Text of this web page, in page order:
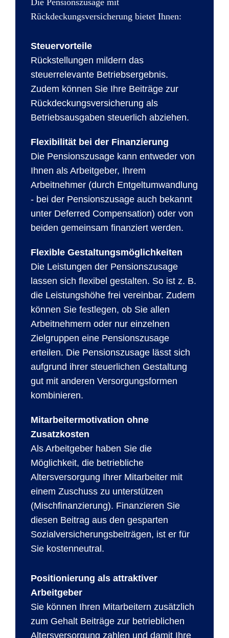
Die Pensionszusage mit
Rückdeckungsversicherung bietet Ihnen:
Steuervorteile
Rückstellungen mildern das
steuerrelevante Betriebsergebnis.
Zudem können Sie Ihre Beiträge zur
Rückdeckungsversicherung als
Betriebsausgaben steuerlich abziehen.
Flexibilität bei der Finanzierung
Die Pensionszusage kann entweder von
Ihnen als Arbeitgeber, Ihrem
Arbeitnehmer (durch Entgeltumwandlung
- bei der Pensionszusage auch bekannt
unter Deferred Compensation) oder von
beiden gemeinsam finanziert werden.
Flexible Gestaltungsmöglichkeiten
Die Leistungen der Pensionszusage
lassen sich flexibel gestalten. So ist z. B.
die Leistungshöhe frei vereinbar. Zudem
können Sie festlegen, ob Sie allen
Arbeitnehmern oder nur einzelnen
Zielgruppen eine Pensionszusage
erteilen. Die Pensionszusage lässt sich
aufgrund ihrer steuerlichen Gestaltung
gut mit anderen Versorgungsformen
kombinieren.
Mitarbeitermotivation ohne
Zusatzkosten
Als Arbeitgeber haben Sie die
Möglichkeit, die betriebliche
Altersversorgung Ihrer Mitarbeiter mit
einem Zuschuss zu unterstützen
(Mischfinanzierung). Finanzieren Sie
diesen Beitrag aus den gesparten
Sozialversicherungsbeiträgen, ist er für
Sie kostenneutral.
Positionierung als attraktiver
Arbeitgeber
Sie können Ihren Mitarbeitern zusätzlich
zum Gehalt Beiträge zur betrieblichen
Altersversorgung zahlen und damit Ihre